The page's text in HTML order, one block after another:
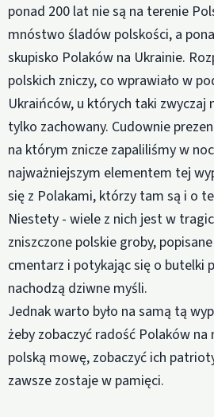
ponad 200 lat nie są na terenie
mnóstwo śladów polskości, a
skupisko Polaków na Ukrainie.
polskich zniczy, co wprawiało w
Ukraińców, u których taki zwyczaj
tylko zachowany. Cudownie
na którym znicze zapaliliśmy w
najważniejszym elementem tej
się z Polakami, którzy tam są i o
Niestety - wiele z nich jest w
zniszczone polskie groby,
cmentarz i potykając się o butelki
nachodzą dziwne myśli.
Jednak warto było na samą tą
żeby zobaczyć radość Polaków na
polską mowę, zobaczyć ich
zawsze zostaje w pamięci.